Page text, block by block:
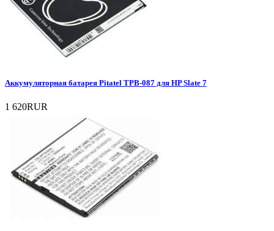
Аккумуляторная батарея Pitatel TPB-087 для HP Slate 7
1 620RUR